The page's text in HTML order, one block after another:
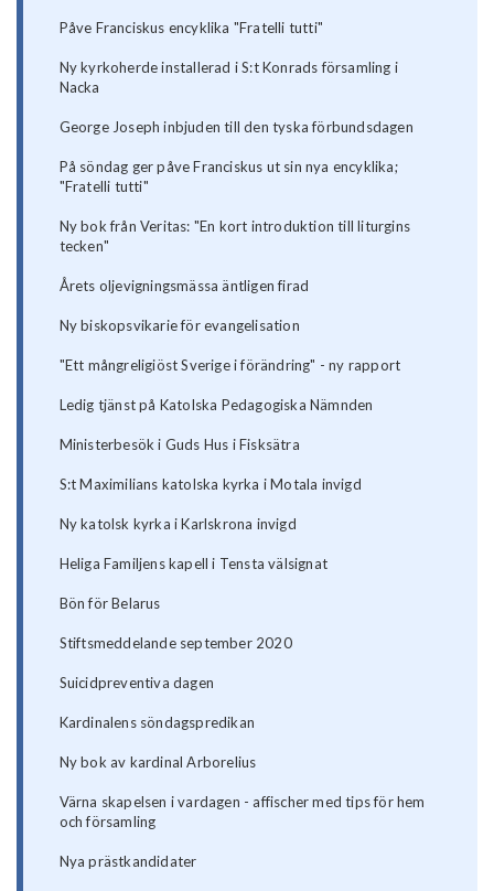
Påve Franciskus encyklika "Fratelli tutti"
Ny kyrkoherde installerad i S:t Konrads församling i
Nacka
George Joseph inbjuden till den tyska förbundsdagen
På söndag ger påve Franciskus ut sin nya encyklika;
"Fratelli tutti"
Ny bok från Veritas: "En kort introduktion till liturgins
tecken"
Årets oljevigningsmässa äntligen firad
Ny biskopsvikarie för evangelisation
"Ett mångreligiöst Sverige i förändring" - ny rapport
Ledig tjänst på Katolska Pedagogiska Nämnden
Ministerbesök i Guds Hus i Fisksätra
S:t Maximilians katolska kyrka i Motala invigd
Ny katolsk kyrka i Karlskrona invigd
Heliga Familjens kapell i Tensta välsignat
Bön för Belarus
Stiftsmeddelande september 2020
Suicidpreventiva dagen
Kardinalens söndagspredikan
Ny bok av kardinal Arborelius
Värna skapelsen i vardagen - affischer med tips för hem
och församling
Nya prästkandidater